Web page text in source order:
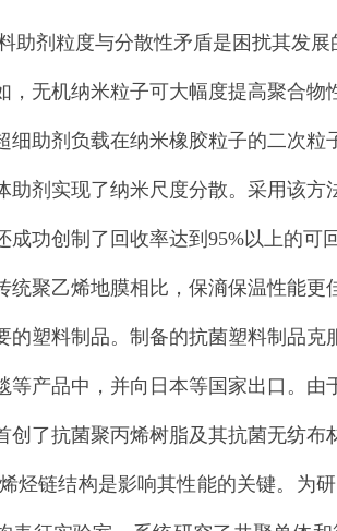
粒度与分散性矛盾是困扰其发展
，无机纳米粒子可大幅度提高聚合物
细助剂负载在纳米橡胶粒子的二次
助剂实现了纳米尺度分散。采用该方
成功创制了回收率达到95%以上的可
统聚乙烯地膜相比，保滳保温性能
的塑料制品。制备的抗菌塑料制品
等产品中，并向日本等国家出口。
创了抗菌聚丙烯树脂及其抗菌无纺布
结构是影响其性能的关键。为研